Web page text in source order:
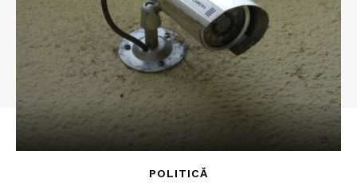
POLITICĂ